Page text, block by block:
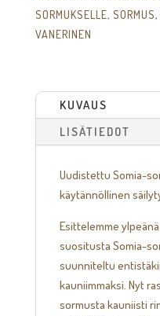
SORMUKSELLE, SORMUS,
VANERINEN
KUVAUS
LISÄTIEDOT
Uudistettu Somia-
käytännöllinen
Esittelemme
suositusta Somia-
suunniteltu
kauniimmaksi. Nyt
sormusta kauniisti